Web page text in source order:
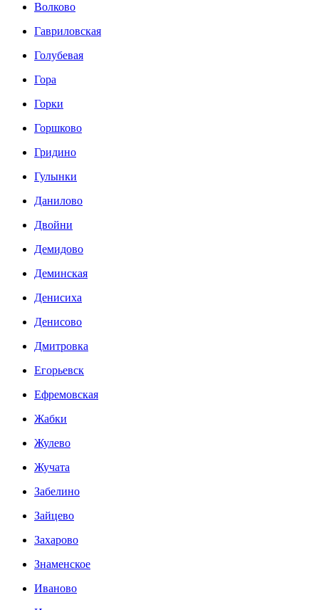
Волково
Гавриловская
Голубевая
Гора
Горки
Горшково
Гридино
Гулынки
Данилово
Двойни
Демидово
Деминская
Денисиха
Денисово
Дмитровка
Егорьевск
Ефремовская
Жабки
Жулево
Жучата
Забелино
Зайцево
Захарово
Знаменское
Иваново